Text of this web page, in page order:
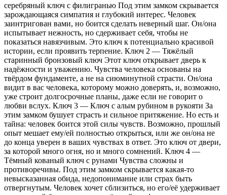
серебряный ключ с филигранью Под этим замком скрывается
зарождающаяся симпатия и глубокий интерес. Человек
заинтригован вами, но боится сделать неверный шаг. Он/она
испытывает нежность, но сдерживает себя, чтобы не
показаться навязчивым. Это ключ к потенциально красивой
истории, если проявить терпение. Ключ 2 — Тяжёлый
старинный бронзовый ключ Этот ключ открывает дверь к
надёжности и уважению. Чувства человека основаны на
твёрдом фундаменте, а не на сиюминутной страсти. Он/она
видит в вас человека, которому можно доверять, и, возможно,
уже строит долгосрочные планы, даже если не говорит о
любви вслух. Ключ 3 — Ключ с алым рубином в рукояти За
этим замком бушует страсть и сильное притяжение. Но есть и
тайна: человек боится этой силы чувств. Возможно, прошлый
опыт мешает ему/ей полностью открыться, или же он/она не
до конца уверен в ваших чувствах в ответ. Это ключ от двери,
за которой много огня, но и много сомнений. Ключ 4 —
Тёмный кованый ключ с рунами Чувства сложны и
противоречивы. Под этим замком скрывается какая-то
невысказанная обида, недопонимание или страх быть
отвергнутым. Человек хочет сблизиться, но его/её удерживает